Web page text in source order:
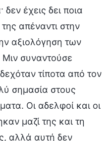
δεν έχεις δει ποια
απέναντι στην
αξιολόγηση των
συναντούσε
τίποτα από τον
σημασία στους
Οι αδελφοί και οι
μαζί της και τη
αλλά αυτή δεν